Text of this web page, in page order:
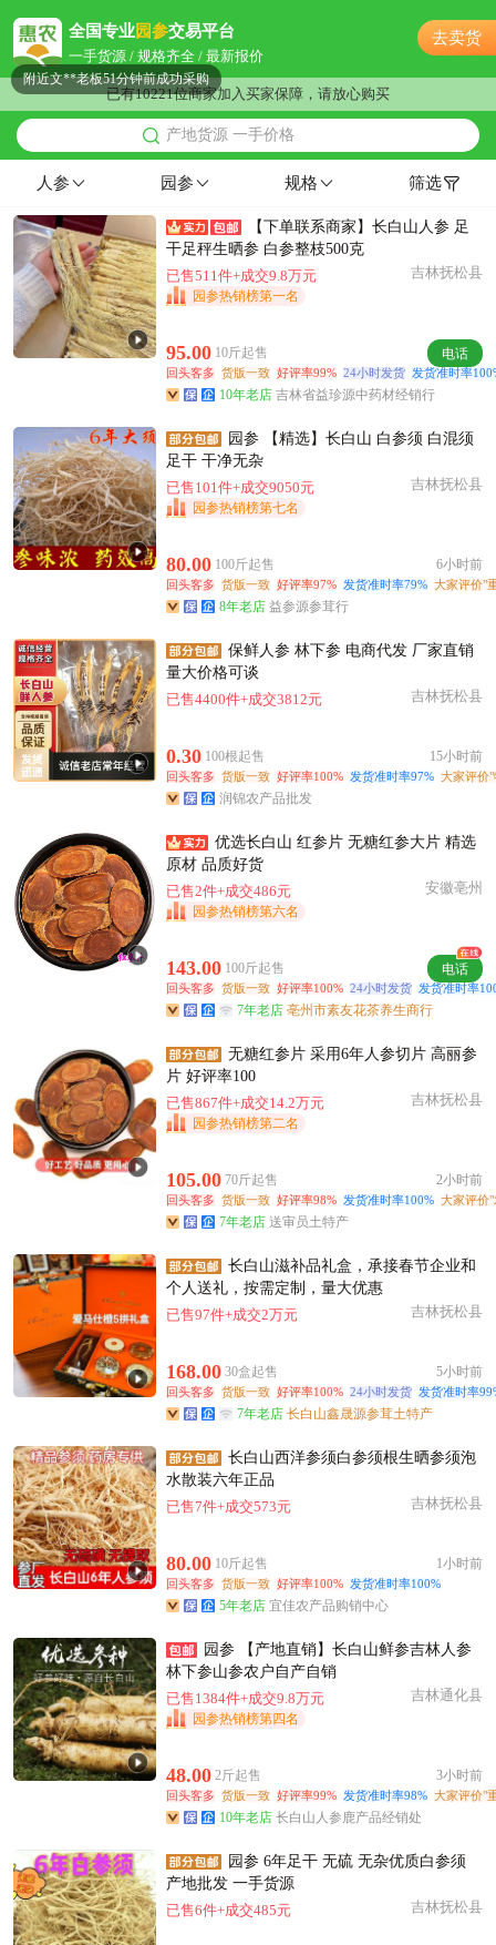
全国专业园参交易平台
一手货源 / 规格齐全 / 最新报价
去卖货
已有10221位商家加入买家保障，请放心购买
产地货源 一手价格
附近孟**老板2分钟前获取了报价
附近邓**老板47分钟前询价供应商
附近文**老板51分钟前成功采购
附近董**老板19小时前获取了报价
附近薛**老板14小时前询价供应商
附近赵**老板22分钟前询价供应商
泰州市程**老板9小时前询价供应商
附近梁**老板3小时前看了商品
附近姜**老板18分钟前成功采购
附近欧阳**老板9小时前询价供应商
附近文**老板6小时前成功采购
泰州市孟**老板21分钟前成功采购
附近古**老板4小时前获取了报价
附近李**老板1小时前看了商品
附近苏**老板3分钟前询价供应商
附近冯**老板9分钟前看了商品
泰州市高**老板22小时前成功采购
附近张**老板6小时前成功采购
泰州市卢**老板34分钟前获取了报价
泰州市杨**老板57分钟前获取了报价
附近郑**老板1小时前获取了报价
附近薛**老板23小时前成功采购
人参 园参 规格 筛选
【下单联系商家】长白山人参 足
干足秤生晒参 白参整枝500克
已售511件+成交9.8万元
吉林抚松县
园参热销榜第一名
95.00 10斤起售 电话
回头客多 货版一致 好评率99% 24小时发货 发货准时率
10年老店 吉林省益珍源中药材经销行
园参 【精选】长白山 白参须 白混须
足干 干净无杂
已售101件+成交9050元
吉林抚松县
园参热销榜第七名
80.00 100斤起售 6小时前
回头客多 货版一致 好评率97% 发货准时率79% 大家评价"
8年老店 益参源参茸行
保鲜人参 林下参 电商代发 厂家直销
量大价格可谈
已售4400件+成交3812元
吉林抚松县
0.30 100根起售 15小时前
回头客多 货版一致 好评率100% 发货准时率97% 大家评价
润锦农产品批发
优选长白山 红参片 无糖红参大片 精选
原材 品质好货
已售2件+成交486元
安徽亳州
园参热销榜第六名
143.00 100斤起售 电话
回头客多 货版一致 好评率100% 24小时发货 发货准时率
7年老店 亳州市素友花茶养生商行
无糖红参片 采用6年人参切片 高丽参
片 好评率100
已售867件+成交14.2万元
吉林抚松县
园参热销榜第二名
105.00 70斤起售 2小时前
回头客多 货版一致 好评率98% 发货准时率100% 大家评价
7年老店 送审员土特产
长白山滋补品礼盒，承接春节企业和
个人送礼，按需定制，量大优惠
已售97件+成交2万元
吉林抚松县
168.00 30盒起售 5小时前
回头客多 货版一致 好评率100% 24小时发货 发货准时率
7年老店 长白山鑫晟源参茸土特产
长白山西洋参须白参须根生晒参须泡
水散装六年正品
已售7件+成交573元
吉林抚松县
80.00 10斤起售 1小时前
回头客多 货版一致 好评率100% 发货准时率100%
5年老店 宜佳农产品购销中心
园参 【产地直销】长白山鲜参吉林人参
林下参山参农户自产自销
已售1384件+成交9.8万元
吉林通化县
园参热销榜第四名
48.00 2斤起售 3小时前
回头客多 货版一致 好评率99% 发货准时率98% 大家评价"
10年老店 长白山人参鹿产品经销处
园参 6年足干 无硫 无杂优质白参须
产地批发 一手货源
已售6件+成交485元
吉林抚松县